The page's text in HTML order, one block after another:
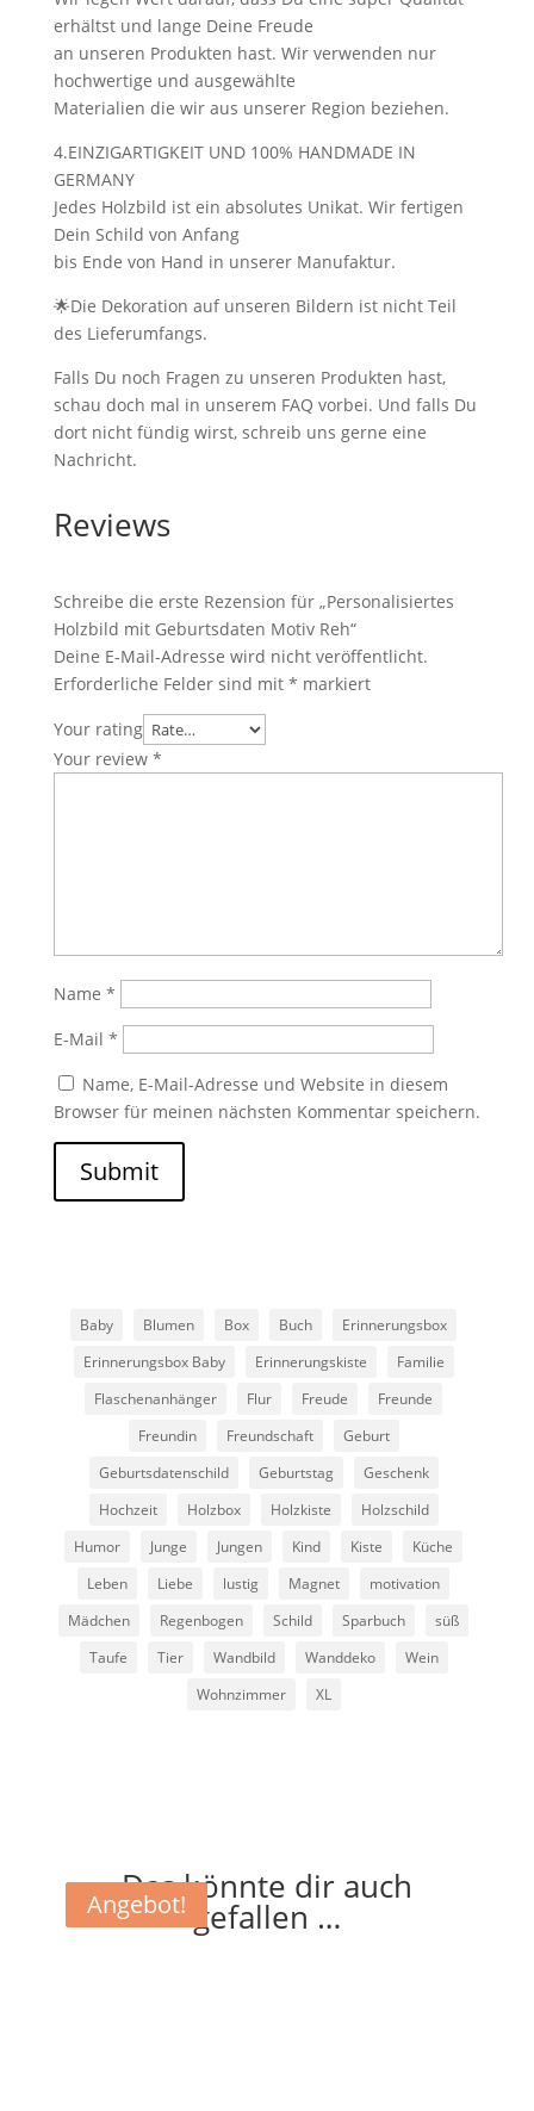
erhältst und lange Deine Freude
an unseren Produkten hast. Wir verwenden nur
hochwertige und ausgewählte
Materialien die wir aus unserer Region beziehen.
4.EINZIGARTIGKEIT UND 100% HANDMADE IN
GERMANY
Jedes Holzbild ist ein absolutes Unikat. Wir fertigen
Dein Schild von Anfang
bis Ende von Hand in unserer Manufaktur.
🌟Die Dekoration auf unseren Bildern ist nicht Teil
des Lieferumfangs.
Falls Du noch Fragen zu unseren Produkten hast,
schau doch mal in unserem FAQ vorbei. Und falls Du
dort nicht fündig wirst, schreib uns gerne eine
Nachricht.
Reviews
Schreibe die erste Rezension für „Personalisiertes
Holzbild mit Geburtsdaten Motiv Reh“
Deine E-Mail-Adresse wird nicht veröffentlicht.
Erforderliche Felder sind mit * markiert
Your rating
Your review *
Name *
E-Mail *
Name, E-Mail-Adresse und Website in diesem
Browser für meinen nächsten Kommentar speichern.
Submit
Baby Blumen Box Buch
Erinnerungsbox
Erinnerungsbox Baby
Erinnerungskiste
Familie
Flaschenanhänger
Flur Freude
Freunde
Freundin
Freundschaft
Geburt
Geburtsdatenschild
Geburtstag
Geschenk
Hochzeit
Holzbox Holzkiste
Holzschild
Humor
Junge Jungen Kind Kiste
Küche
Leben
Liebe lustig Magnet
motivation
Mädchen
Regenbogen Schild Sparbuch
süß
Taufe
Tier Wandbild Wanddeko
Wein
Wohnzimmer
XL
Das könnte dir auch
gefallen …
Angebot!
Angebot!